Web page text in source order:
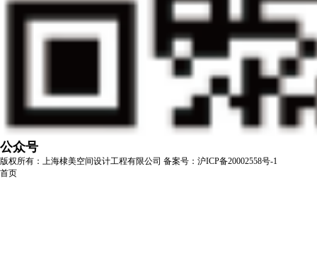
公众号
版权所有：上海棣美空间设计工程有限公司 备案号：沪ICP备20002558号-1
首页